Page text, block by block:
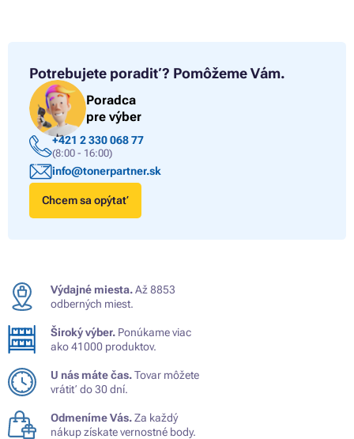
Potrebujete poradiť? Pomôžeme Vám.
Poradca
pre výber
+421 2 330 068 77
(8:00 - 16:00)
info@tonerpartner.sk
Chcem sa opýtať
Výdajné miesta.Až 8853
odberných miest.
Široký výber. Ponúkame viac
ako 41000 produktov.
U nás máte čas.Tovar môžete
vrátiť do 30 dní.
Odmeníme Vás.Za každý
nákup získate vernostné body.